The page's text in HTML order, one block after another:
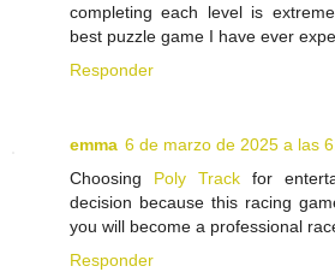
completing each level is
best puzzle game I have ever
Responder
emma 6 de marzo de 2025 a las
Choosing Poly Track for
decision because this racing
you will become a professional
Responder